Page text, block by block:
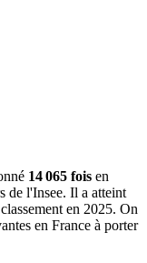
14 065 fois en
de l'Insee. Il a atteint
en 2025. On
en France à porter